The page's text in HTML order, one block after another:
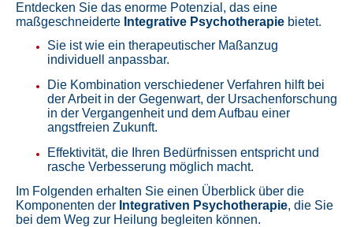
Entdecken Sie das enorme Potenzial, das eine
maßgeschneiderte Integrative Psychotherapie bietet.
Sie ist wie ein therapeutischer Maßanzug
individuell anpassbar.
Die Kombination verschiedener Verfahren hilft bei
der Arbeit in der Gegenwart, der Ursachenforschung
in der Vergangenheit und dem Aufbau einer
angstfreien Zukunft.
Effektivität, die Ihren Bedürfnissen entspricht und
rasche Verbesserung möglich macht.
Im Folgenden erhalten Sie einen Überblick über die
Komponenten der Integrativen Psychotherapie, die Sie
bei dem Weg zur Heilung begleiten können.